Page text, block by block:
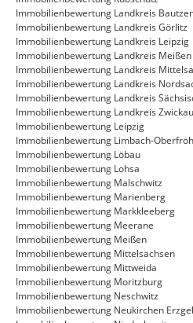
Immobilienbewertung Landkreis
Immobilienbewertung Landkreis Görlitz
Immobilienbewertung Landkreis Leipzig
Immobilienbewertung Landkreis Meißen
Immobilienbewertung Landkreis
Immobilienbewertung Landkreis
Immobilienbewertung Landkreis
Immobilienbewertung Landkreis Zwickau
Immobilienbewertung Leipzig
Immobilienbewertung Limbach-
Immobilienbewertung Löbau
Immobilienbewertung Lohsa
Immobilienbewertung Malschwitz
Immobilienbewertung Marienberg
Immobilienbewertung Markkleeberg
Immobilienbewertung Meerane
Immobilienbewertung Meißen
Immobilienbewertung Mittelsachsen
Immobilienbewertung Mittweida
Immobilienbewertung Moritzburg
Immobilienbewertung Neschwitz
Immobilienbewertung Neukirchen